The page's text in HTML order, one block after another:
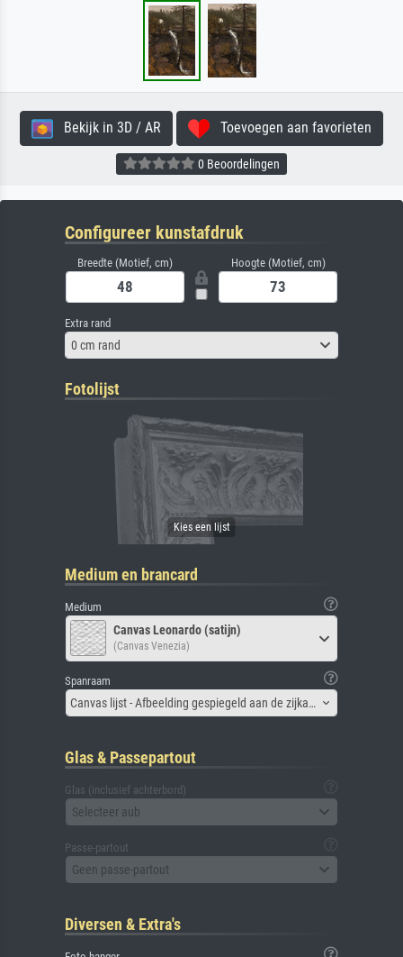
Bekijk in 3D / AR Toevoegen aan favorieten
0 Beoordelingen
Configureer kunstafdruk
Breedte (Motief, cm) Hoogte (Motief, cm)
Extra rand
0 cm rand
Fotolijst
Medium en brancard
Medium
Canvas Leonardo (satijn)
(Canvas Venezia)
Spanraam
Canvas lijst - Afbeelding gespiegeld aan de zijkant
Glas & Passepartout
Glas (inclusief achterbord)
Selecteer aub
Passe-partout
Geen passe-partout
Diversen & Extra's